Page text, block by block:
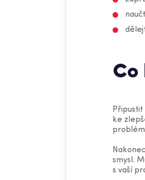
Co
ke
smysl.
s vaší